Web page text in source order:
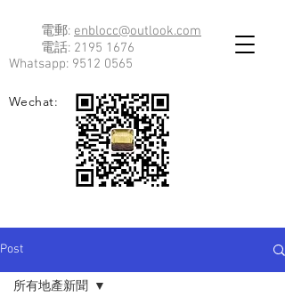
電郵: enblocc@outlook.com
電話: 2195 1676
Whatsapp: 9512 0565
Wechat:
Post
所有地產新聞